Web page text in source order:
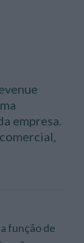
empresa.
função de